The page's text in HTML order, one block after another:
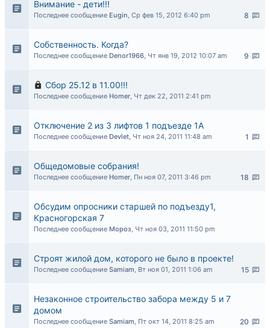
Внимание - дети!!!
8
Последнее сообщение Eugin, Ср фев 15, 2012 6:40 pm
Собственность. Когда?
9
Последнее сообщение Denor1966, Чт янв 19, 2012 10:07 am
Сбор 25.12 в 11.00!!!
Последнее сообщение Homer, Чт дек 22, 2011 2:41 pm
Отключение 2 из 3 лифтов 1 подъезде 1А
1
Последнее сообщение Devlet, Чт ноя 24, 2011 11:48 am
Общедомовые собрания!
18
Последнее сообщение Homer, Пн ноя 07, 2011 3:46 pm
Обсудим опросники старшей по подъезду1,
Красногорская 7
Последнее сообщение Мороз, Чт ноя 03, 2011 11:50 pm
Строят жилой дом, которого не было в проекте!
15
Последнее сообщение Samiam, Вт ноя 01, 2011 1:06 am
Незаконное строительство забора между 5 и 7
домом
20
Последнее сообщение Samiam, Пт окт 14, 2011 8:25 am